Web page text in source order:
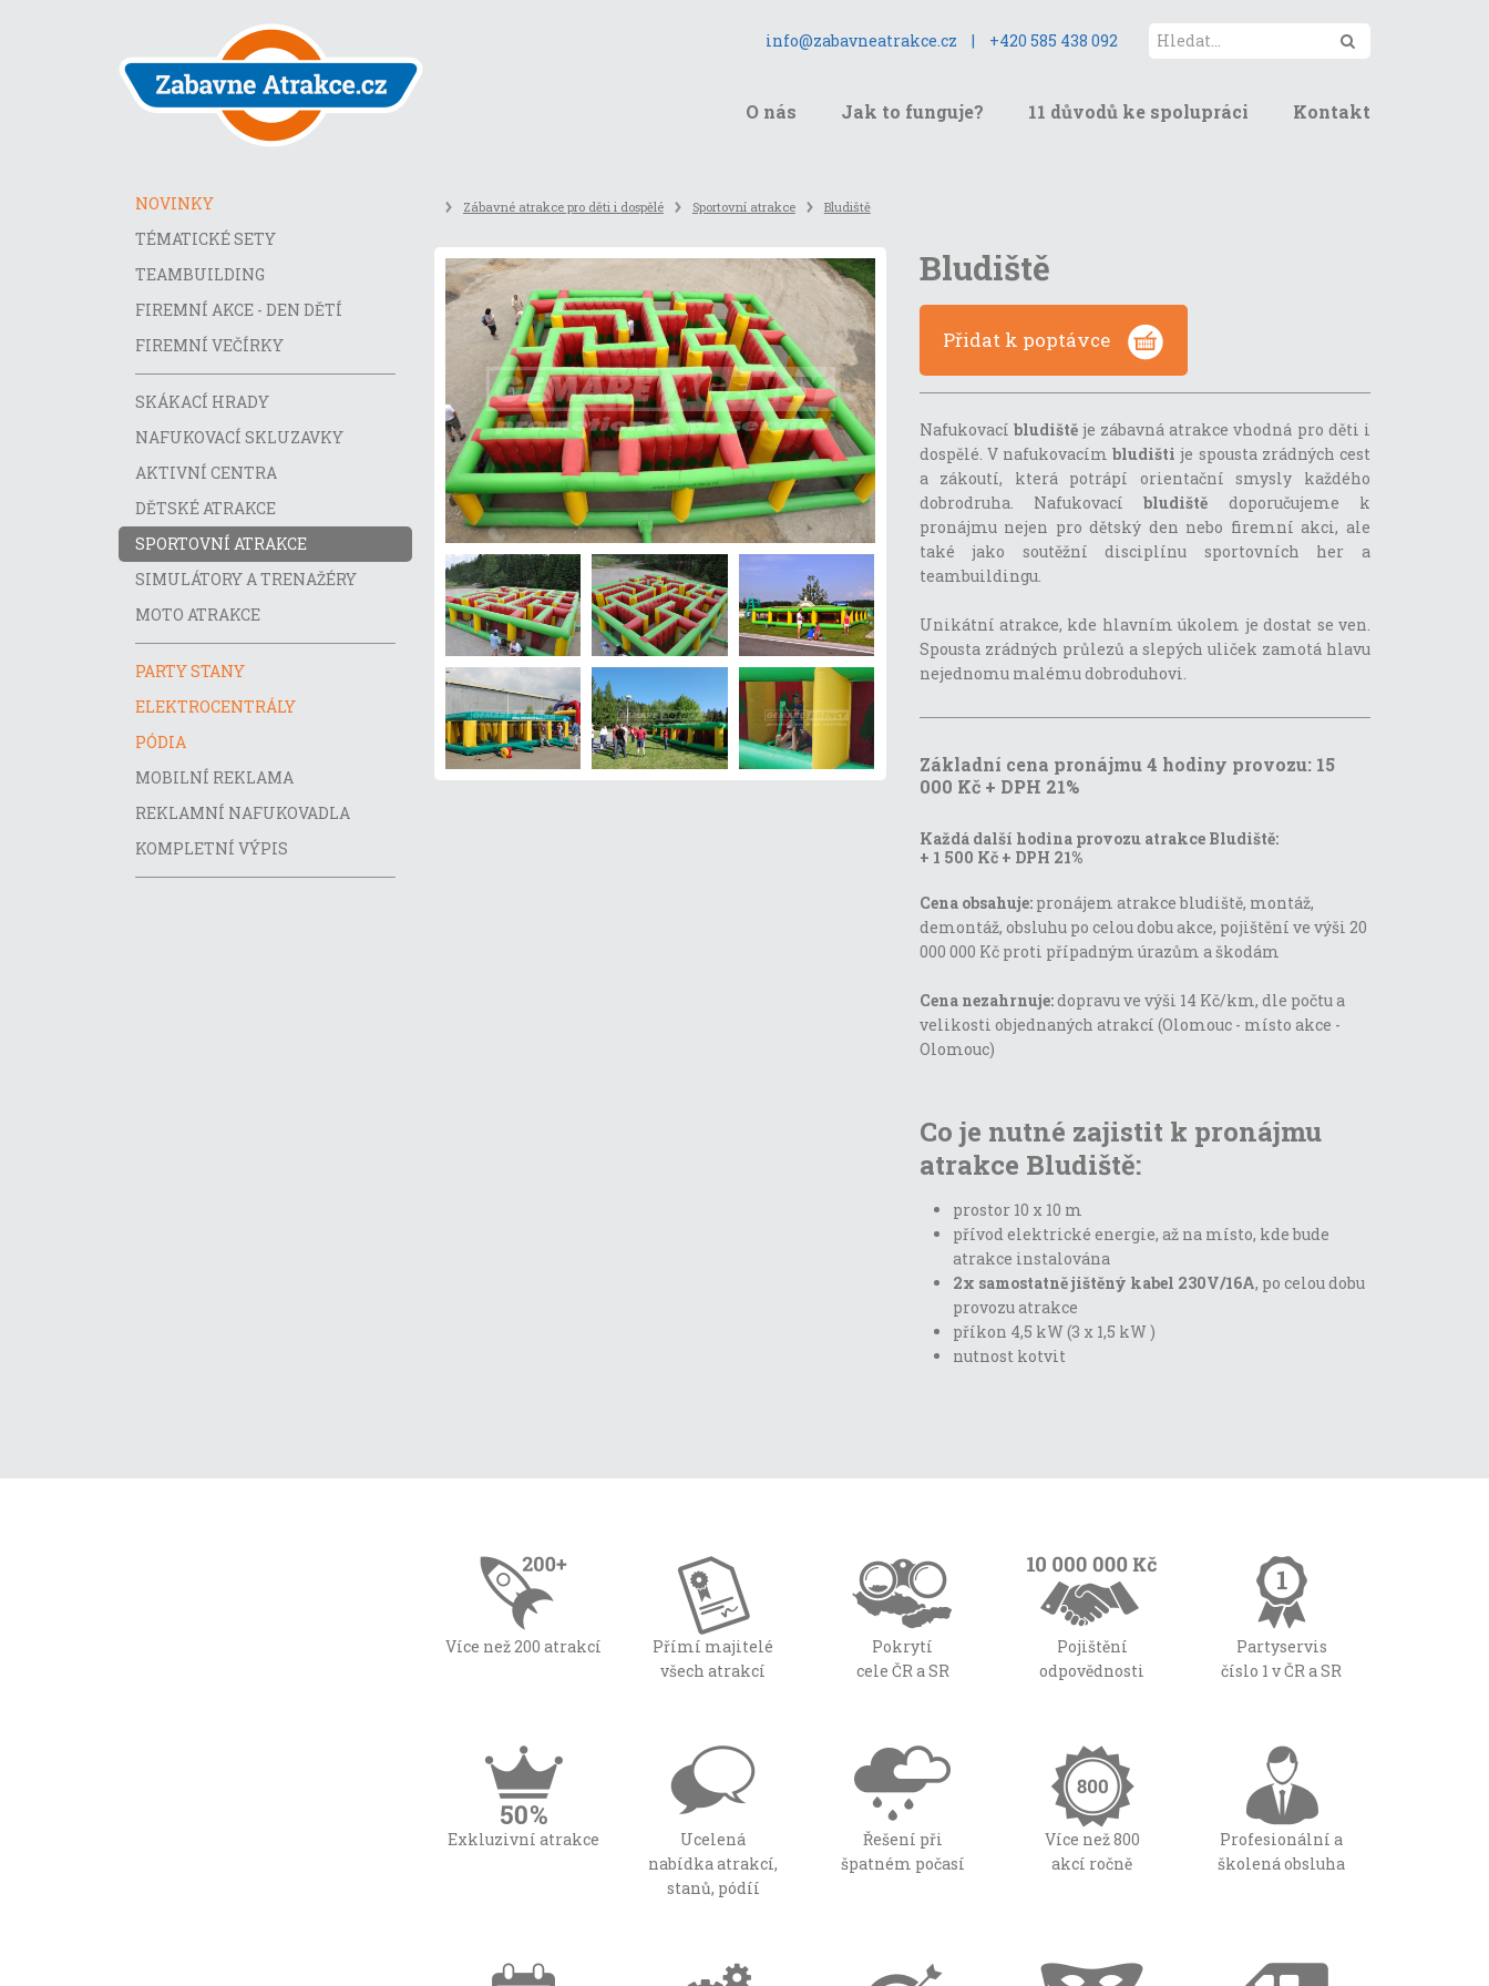
info@zabavneatrakce.cz | +420 585 438 092
O nás Jak to funguje? 11 důvodů ke spolupráci Kontakt
Zábavné atrakce pro děti i dospělé Sportovní atrakce Bludiště
Bludiště
Přidat k poptávce
Nafukovací bludištěje zábavná atrakce vhodná pro děti i
dospělé. V nafukovacímbludišti je spousta zrádných cest
a zákoutí, která potrápí orientační smysly každého
dobrodruha. Nafukovacíbludiště doporučujeme k
pronájmu nejen pro dětský den nebo firemní akci, ale
také jako soutěžní disciplínu sportovních her a
teambuildingu.
Unikátní atrakce, kde hlavním úkolem je dostat se ven.
Spousta zrádných průlezů a slepých uliček zamotá hlavu
nejednomu malému dobroduhovi.
Základní cena pronájmu 4 hodiny provozu: 15
000 Kč + DPH 21%
Každá další hodina provozu atrakce Bludiště:
+ 1 500 Kč + DPH 21%
Cena obsahuje: pronájem atrakce bludiště, montáž,
demontáž, obsluhu po celou dobu akce, pojištění ve výši 20
000 000 Kč proti případným úrazům a škodám
Cena nezahrnuje:dopravu ve výši 14 Kč/km, dle počtu a
velikosti objednaných atrakcí (Olomouc - místo akce -
Olomouc)
Co je nutné zajistit k pronájmu
atrakce Bludiště:
prostor 10 x 10 m
přívod elektrické energie, až na místo, kde bude
atrakce instalována
2x samostatně jištěný kabel 230V/16A, po celou dobu
provozu atrakce
příkon 4,5 kW (3 x 1,5 kW )
nutnost kotvit
NOVINKY
TÉMATICKÉ SETY
TEAMBUILDING
FIREMNÍ AKCE - DEN DĚTÍ
FIREMNÍ VEČÍRKY
SKÁKACÍ HRADY
NAFUKOVACÍ SKLUZAVKY
AKTIVNÍ CENTRA
DĚTSKÉ ATRAKCE
SPORTOVNÍ ATRAKCE
SIMULÁTORY A TRENAŽÉRY
MOTO ATRAKCE
PARTY STANY
ELEKTROCENTRÁLY
PÓDIA
MOBILNÍ REKLAMA
REKLAMNÍ NAFUKOVADLA
KOMPLETNÍ VÝPIS
Více než 200 atrakcí
Přímí majitelé
všech atrakcí
Pokrytí
cele ČR a SR
Pojištění
odpovědnosti
Partyservis
číslo 1 v ČR a SR
Exkluzivní atrakce
Ucelená
nabídka atrakcí,
stanů, pódíí
Řešení při
špatném počasí
Více než 800
akcí ročně
Profesionální a
školená obsluha